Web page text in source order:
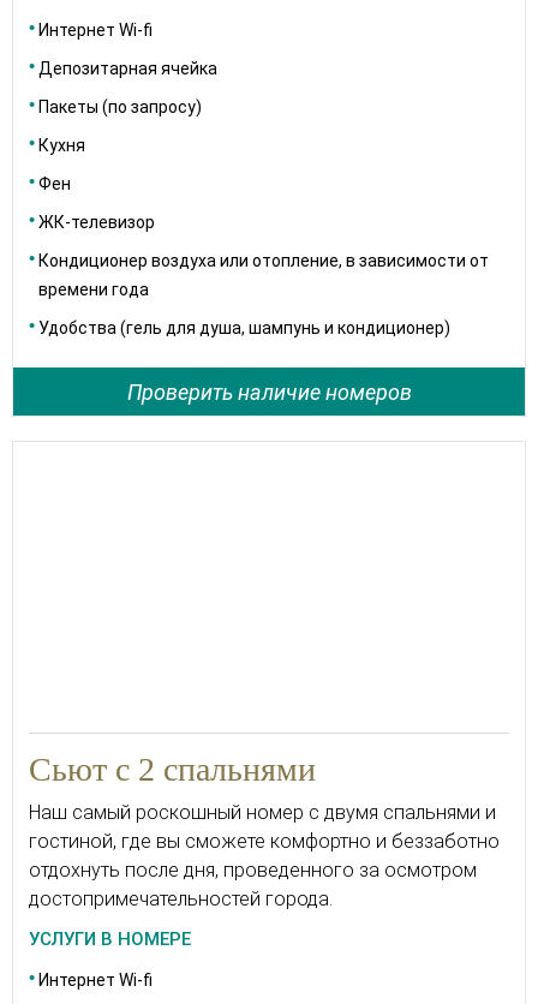
Интернет Wi-fi
Депозитарная ячейка
Пакеты (по запросу)
Кухня
Фен
ЖК-телевизор
Кондиционер воздуха или отопление, в зависимости от
времени года
Удобства (гель для душа, шампунь и кондиционер)
Проверить наличие номеров
Сьют с 2 спальнями
Наш самый роскошный номер с двумя спальнями и
гостиной, где вы сможете комфортно и беззаботно
отдохнуть после дня, проведенного за осмотром
достопримечательностей города.
УСЛУГИ В НОМЕРЕ
Интернет Wi-fi